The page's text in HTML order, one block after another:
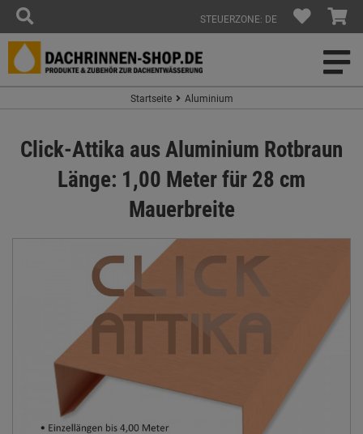
STEUERZONE: DE
Startseite Aluminium
Click-Attika aus Aluminium Rotbraun
Länge: 1,00 Meter für 28 cm
Mauerbreite